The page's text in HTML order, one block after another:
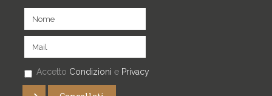
Accetto Condizioni e Privacy